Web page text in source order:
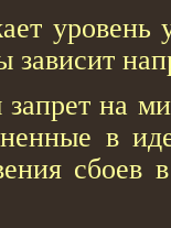
уровень
зависит
на
в
сбоев